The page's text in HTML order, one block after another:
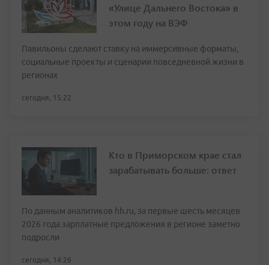
«Улице Дальнего Востока» в
этом году на ВЭФ
Павильоны сделают ставку на иммерсивные форматы,
социальные проекты и сценарии повседневной жизни в
регионах
сегодня, 15:22
Кто в Приморском крае стал
зарабатывать больше: ответ
По данным аналитиков hh.ru, за первые шесть месяцев
2026 года зарплатные предложения в регионе заметно
подросли
сегодня, 14:26